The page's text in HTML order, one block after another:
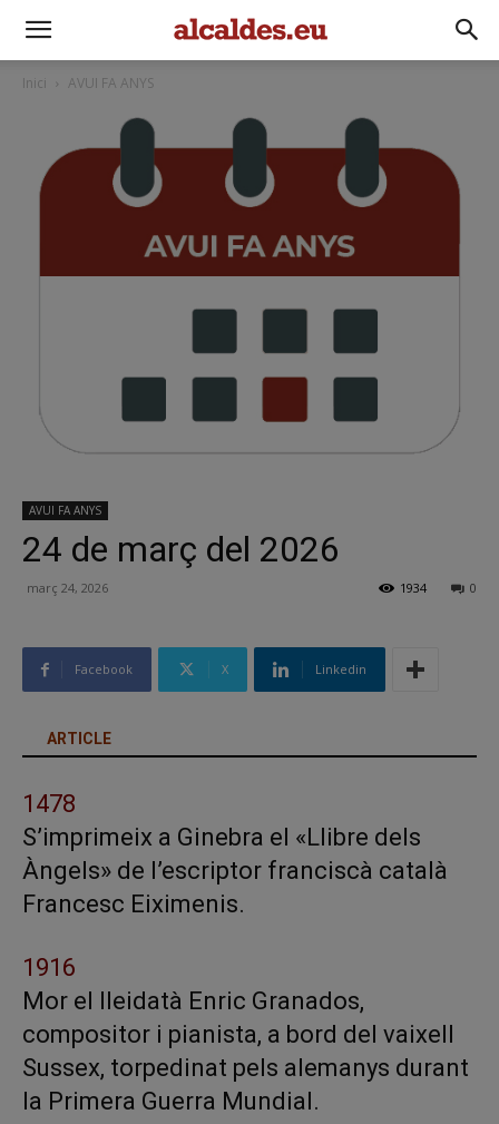
Inici AVUI FA ANYS
AVUI FA ANYS
24 de març del 2026
març 24, 2026 0
1934
Facebook X Linkedin
ARTICLE
1478
S’imprimeix a Ginebra el «Llibre dels
Àngels» de l’escriptor franciscà català
Francesc Eiximenis.
1916
Mor el lleidatà Enric Granados,
compositor i pianista, a bord del vaixell
Sussex, torpedinat pels alemanys durant
la Primera Guerra Mundial.